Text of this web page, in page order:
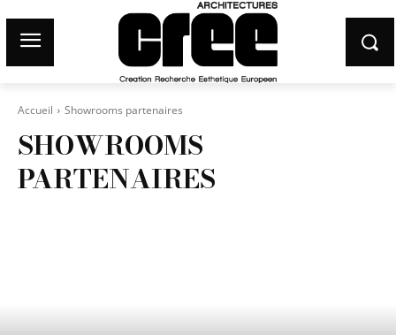
Accueil Showrooms partenaires
SHOWROOMS
PARTENAIRES